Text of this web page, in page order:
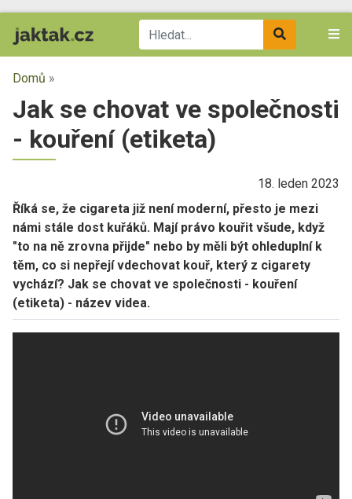
Domů »
Jak se chovat ve společnosti
- kouření (etiketa)
18. leden 2023
Říká se, že cigareta již není moderní, přesto je mezi
námi stále dost kuřáků. Mají právo kouřit všude, když
"to na ně zrovna přijde" nebo by měli být ohleduplní k
těm, co si nepřejí vdechovat kouř, který z cigarety
vychází? Jak se chovat ve společnosti - kouření
(etiketa) - název videa.